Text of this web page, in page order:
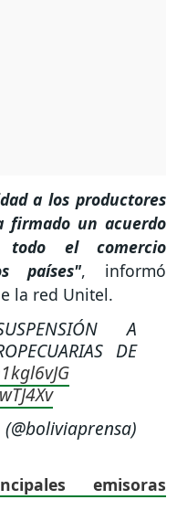
a los productores
firmado un acuerdo
el comercio
países", informó
la red Unitel.
A
DE
emisoras